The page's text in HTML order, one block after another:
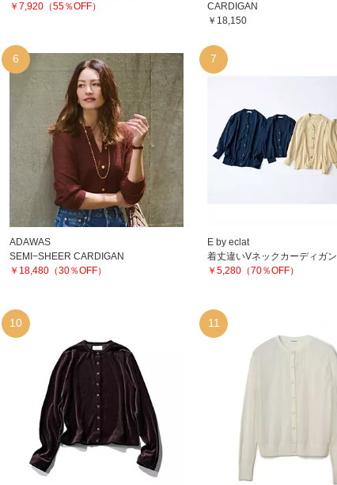
￥7,920（55％OFF）
CARDIGAN
￥18,150
6
ADAWAS
SEMI−SHEER CARDIGAN
￥18,480（30％OFF）
7
E by eclat
着丈違いVネックカーディガン
￥5,280（70％OFF）
10 11